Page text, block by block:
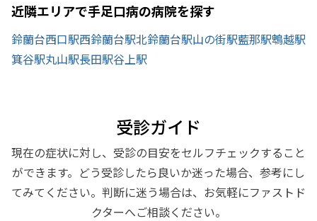
近隣エリアで手足口病の病院を探す
鈴蘭台西口駅西鈴蘭台駅北鈴蘭台駅山の街駅藍那駅鵯越駅
箕谷駅丸山駅長田駅谷上駅
受診ガイド
現在の症状に対し、受診の目安をセルフチェックすること
ができます。どう受診したら良いか迷った場合、参考にし
てみてください。判断に迷う場合は、お気軽にファストド
クターへご相談ください。